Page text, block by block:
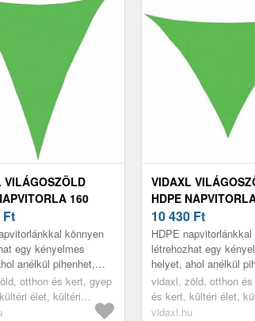
VILÁGOSZÖLD
160
5 X 5 M
Ft
könnyen
egy kényelmes
anélkül pihenhet,
káros UV-sugarainak
legyen az a ker...
otthon és kert, gyep
élet, kültéri
és árnyékolók
VIDAXL
HDPE
G/M² 4 X 4 X 5, 8 M
10 430 Ft
HDPE
létrehozhat egy
helyet, ahol anélkül
hogy a nap káros UV-
ki lenne téve, legyen
vidaxl, zöld, otthon
és kert, kültéri élet,
napernyők és
vidaxl.hu